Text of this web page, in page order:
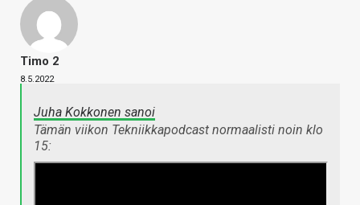
Timo 2
8.5.2022
Juha Kokkonen sanoi
Tämän viikon Tekniikkapodcast normaalisti noin klo
15: